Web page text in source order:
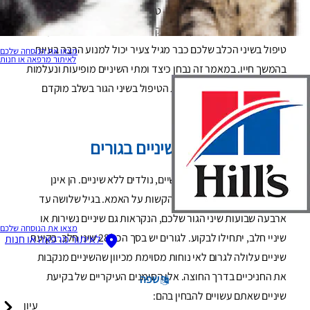
מצאו את הנוסחה שלכם
לאיתור מרפאה או חנות
מצאו את הנוסחה שלכם
לאיתור מרפאה או חנות
שפה
עיון
חשבתם עליו עבור הגור החדש - טיפולי שיניים. לעתים קרובות אנו
חושבים שבעיות שיניים קיימות רק בכלבים מבוגרים, מה שנכון, אבל
טיפול בשיני הכלב שלכם כבר מגיל צעיר יכול למנוע הרבה בעיות
בהמשך חייו. במאמר זה נבחן כיצד ומתי השיניים מופיעות ונעלמות
וכיצד ניתן להכניס לשגרה את הטיפול בשיני הגור בשלב מוקדם
בחייו.
שלבי התפתחות השיניים בגורים
גורים, ממש כמו תינוקות אנושיים, נולדים ללא שיניים. הן אינן
נחוצות ליניקת חלב ויכולות להקשות על האמא. בגיל שלושה עד
ארבעה שבועות שיני הגור שלכם, הנקראות גם שיניים נשירות או
שיניי חלב, יתחילו לבקוע. לגורים יש בסך הכל 28 שיני חלב. בקיעת
שיניים עלולה לגרום לאי נוחות מסוימת מכיוון שהשיניים מנקבות
את החניכיים בדרך החוצה. אלו הסימנים העיקריים של בקיעת
שיניים שאתם עשויים להבחין בהם: